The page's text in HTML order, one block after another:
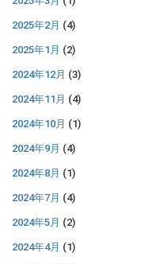
2025年2月 (4)
2025年1月 (2)
2024年12月 (3)
2024年11月 (4)
2024年10月 (1)
2024年9月 (4)
2024年8月 (1)
2024年7月 (4)
2024年5月 (2)
2024年4月 (1)